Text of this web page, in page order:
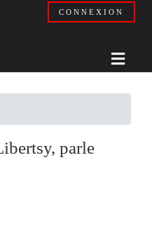
CONNEXION
parle